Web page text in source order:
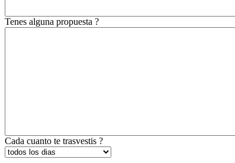
Tenes alguna propuesta ?
Cada cuanto te trasvestis ?